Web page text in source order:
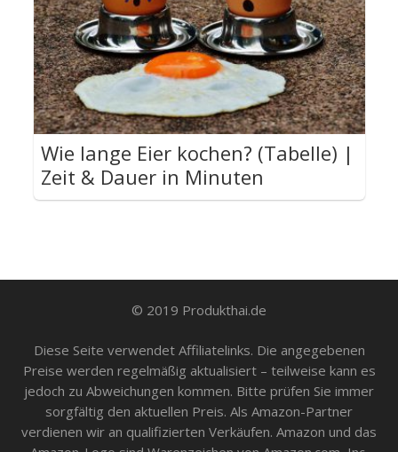
Wie lange Eier kochen? (Tabelle) |
Zeit & Dauer in Minuten
© 2019 Produkthai.de
Diese Seite verwendet Affiliatelinks. Die angegebenen
Preise werden regelmäßig aktualisiert – teilweise kann es
jedoch zu Abweichungen kommen. Bitte prüfen Sie immer
sorgfältig den aktuellen Preis. Als Amazon-Partner
verdienen wir an qualifizierten Verkäufen. Amazon und das